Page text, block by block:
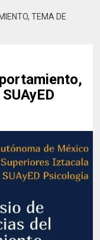
TEMA DE